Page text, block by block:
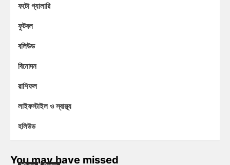
ফটো গ্যালারি
ফুটবল
বলিউড
বিনোদন
রাশিফল
লাইফস্টাইল ও স্বাস্থ্য
হলিউড
You may have missed